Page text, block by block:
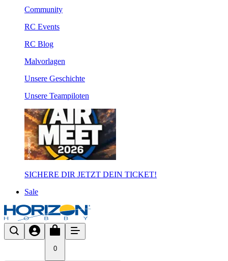
Community
RC Events
RC Blog
Malvorlagen
Unsere Geschichte
Unsere Teampiloten
SICHERE DIR JETZT DEIN TICKET!
Sale
0